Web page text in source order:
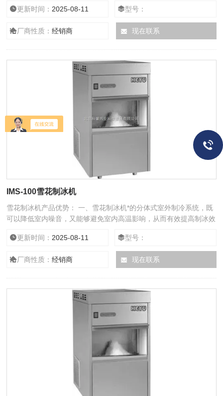
本产品投入市场以来，深受广大用户的信赖，产冰量从20L/24h-
300L/h都有相应的型号，可以满足不同客户的需求。
更新时间： 2025-08-11 型号：
厂商性质：经销商 现在联系
IMS-100雪花制冰机
雪花制冰机产品优势： 一、雪花制冰机*的分体式室外制冷系统，既
可以降低室内噪音，又能够避免室内高温影响，从而有效提高制冰效
水量实现制冰Z大化，大大降低了制冰机的运营成本； 三、智能化设
计，雪花制冰机实现人性化操作，全自动控制系统操作简单方便，安
全可靠，便于维护。
更新时间： 2025-08-11 型号：
厂商性质：经销商 现在联系